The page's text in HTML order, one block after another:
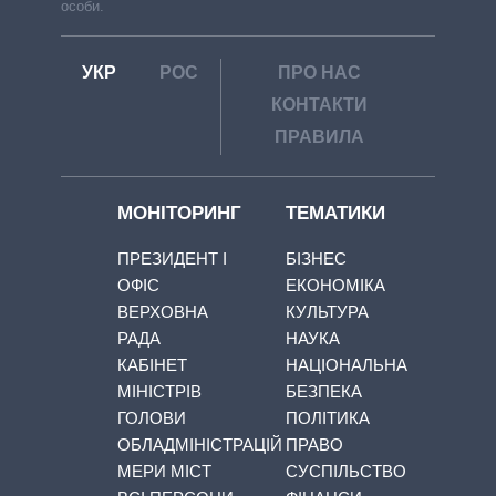
особи.
УКР РОС
ПРО НАС
КОНТАКТИ
ПРАВИЛА
МОНІТОРИНГ
ПРЕЗИДЕНТ І
ОФІС
ВЕРХОВНА
РАДА
КАБІНЕТ
МІНІСТРІВ
ГОЛОВИ
ОБЛАДМІНІСТРАЦІЙ
МЕРИ МІСТ
ТЕМАТИКИ
БІЗНЕС
ЕКОНОМІКА
КУЛЬТУРА
НАУКА
НАЦІОНАЛЬНА
БЕЗПЕКА
ПОЛІТИКА
ПРАВО
СУСПІЛЬСТВО